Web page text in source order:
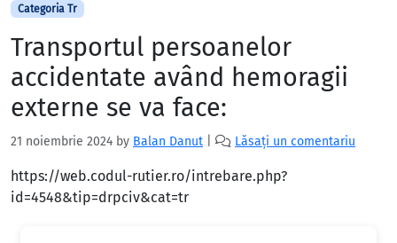
Categoria Tr
Transportul persoanelor
accidentate având hemoragii
externe se va face:
21 noiembrie 2024 by Balan Danut Lăsați un comentariu
https://web.codul-rutier.ro/intrebare.php?
id=4548&tip=drpciv&cat=tr